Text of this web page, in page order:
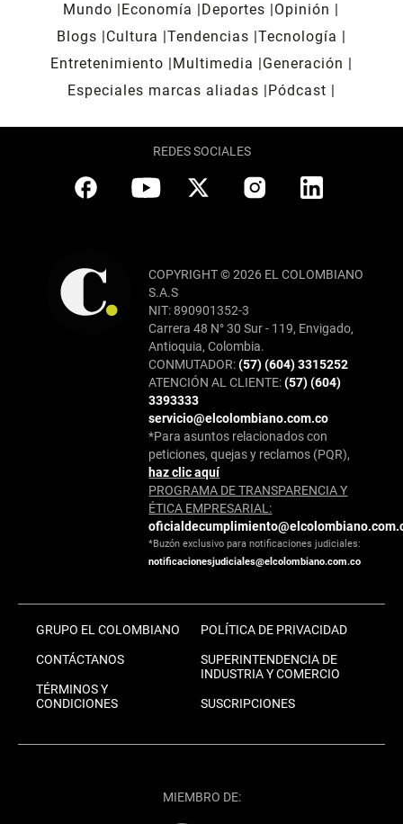
Mundo Economía Deportes
Opinión
Blogs
Cultura Tendencias Tecnología
Entretenimiento
Multimedia
Generación
Especiales marcas aliadas
Pódcast
REDES SOCIALES
COPYRIGHT © 2026 EL COLOMBIANO
S.A.S
NIT: 890901352-3
Carrera 48 N° 30 Sur - 119, Envigado,
Antioquia, Colombia.
CONMUTADOR:(57) (604) 3315252
ATENCIÓN AL CLIENTE:(57) (604)
3393333
servicio@elcolombiano.com.co
*Para asuntos relacionados con
peticiones, quejas y reclamos (PQR),
haz clic aquí
PROGRAMA DE TRANSPARENCIA Y
ÉTICA EMPRESARIAL:
*Buzón exclusivo para notificaciones judiciales:
notificacionesjudiciales@elcolombiano.com.co
GRUPO EL COLOMBIANO
CONTÁCTANOS
TÉRMINOS Y
CONDICIONES
POLÍTICA DE PRIVACIDAD
SUPERINTENDENCIA DE
INDUSTRIA Y COMERCIO
SUSCRIPCIONES
MIEMBRO DE: